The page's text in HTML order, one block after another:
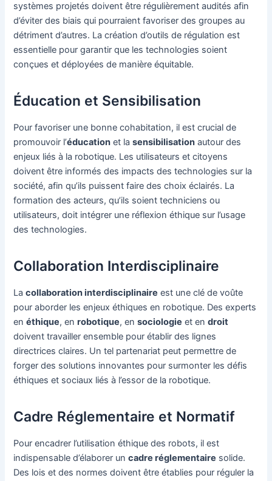
systèmes projetés doivent être régulièrement audités afin
d’éviter des biais qui pourraient favoriser des groupes au
détriment d’autres. La création d’outils de régulation est
essentielle pour garantir que les technologies soient
conçues et déployées de manière équitable.
Éducation et Sensibilisation
Pour favoriser une bonne cohabitation, il est crucial de
promouvoir l’éducation et lasensibilisation autour des
enjeux liés à la robotique. Les utilisateurs et citoyens
doivent être informés des impacts des technologies sur la
société, afin qu’ils puissent faire des choix éclairés. La
formation des acteurs, qu’ils soient techniciens ou
utilisateurs, doit intégrer une réflexion éthique sur l’usage
des technologies.
Collaboration Interdisciplinaire
Lacollaboration interdisciplinaire est une clé de voûte
pour aborder les enjeux éthiques en robotique. Des experts
enéthique, enrobotique, ensociologie et endroit
doivent travailler ensemble pour établir des lignes
directrices claires. Un tel partenariat peut permettre de
forger des solutions innovantes pour surmonter les défis
éthiques et sociaux liés à l’essor de la robotique.
Cadre Réglementaire et Normatif
Pour encadrer l’utilisation éthique des robots, il est
indispensable d’élaborer uncadre réglementaire solide.
Des lois et des normes doivent être établies pour réguler la